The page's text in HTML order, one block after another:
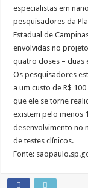
especialistas em
pesquisadores da
Estadual de
envolvidas no
quatro doses – duas
Os pesquisadores
a um custo de R$
que ele se torne
existem pelo menos
desenvolvimento no
de testes clínicos.
Fonte: